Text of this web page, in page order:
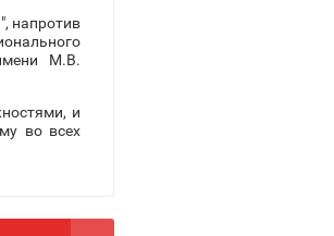
напротив
М.В.
и
во всех